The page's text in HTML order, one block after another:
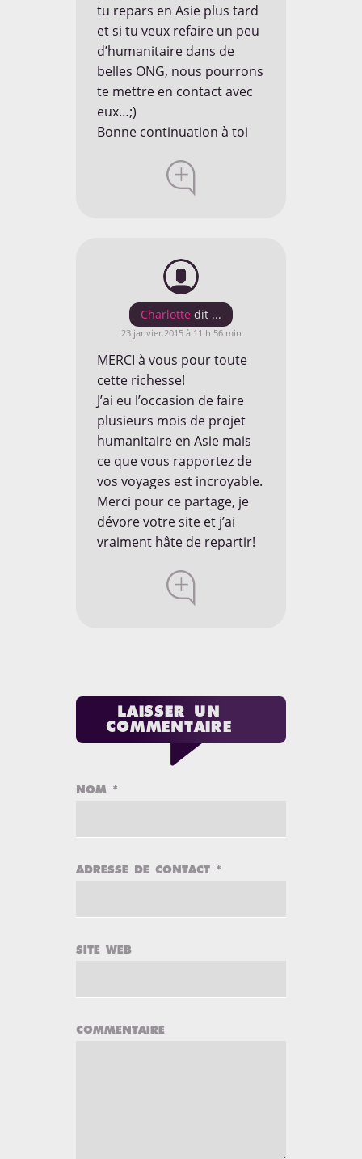
Voyagez couvert à
l'étranger, découvrez
Offre Cap Aventure
CONTACT
moc.08mdt@tcatnoc
Skype id:

tu repars en Asie plus tard
et si tu veux refaire un peu
d’humanitaire dans de
belles ONG, nous pourrons
te mettre en contact avec
eux…;)
Bonne continuation à toi
Charlotte
23 janvier 2015 à 11 h 56 min
MERCI à vous pour toute
cette richesse!
J’ai eu l’occasion de faire
plusieurs mois de projet
humanitaire en Asie mais
ce que vous rapportez de
vos voyages est incroyable.
Merci pour ce partage, je
dévore votre site et j’ai
vraiment hâte de repartir!
LAISSER UN
COMMENTAIRE
NOM *
ADRESSE DE CONTACT *
SITE WEB
COMMENTAIRE